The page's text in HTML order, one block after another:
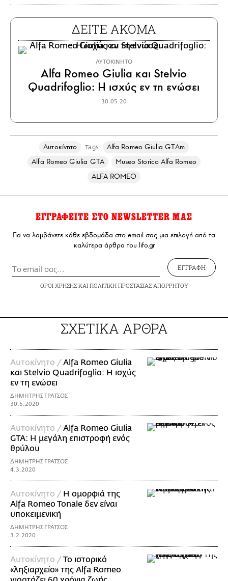
ΔΕΙΤΕ ΑΚΟΜΑ
ΑΥΤΟΚΙΝΗΤΟ
Alfa Romeo Giulia και Stelvio
Quadrifoglio: Η ισχύς εν τη ενώσει
30.05.20
Αυτοκίνητο Tags
Alfa Romeo Giulia GTAm
Alfa Romeo Giulia GTA
Museo Storico Alfa Romeo
ALFA ROMEO
ΕΓΓΡΑΦΕΙΤΕ ΣΤΟ NEWSLETTER ΜΑΣ
Για να λαμβάνετε κάθε εβδομάδα στο email σας μια επιλογή από τα
καλύτερα άρθρα του lifo.gr
ΕΓΓΡΑΦΗ
ΟΡΟΙ ΧΡΗΣΗΣΚΑΙ ΠΟΛΙΤΙΚΗ ΠΡΟΣΤΑΣΙΑΣ ΑΠΟΡΡΗΤΟΥ
ΣΧΕΤΙΚΑ ΑΡΘΡΑ
Αυτοκίνητο / Alfa Romeo Giulia
και Stelvio Quadrifoglio: Η ισχύς
εν τη ενώσει
ΔΗΜΗΤΡΗΣ ΓΡΑΤΣΟΣ
30.5.2020
Αυτοκίνητο / Alfa Romeo Giulia
GTA: Η μεγάλη επιστροφή ενός
θρύλου
ΔΗΜΗΤΡΗΣ ΓΡΑΤΣΟΣ
4.3.2020
Αυτοκίνητο / Η ομορφιά της
Alfa Romeo Tonale δεν είναι
υποκειμενική
ΔΗΜΗΤΡΗΣ ΓΡΑΤΣΟΣ
3.2.2020
Αυτοκίνητο / Το ιστορικό
«ληξιαρχείο» της Alfa Romeo